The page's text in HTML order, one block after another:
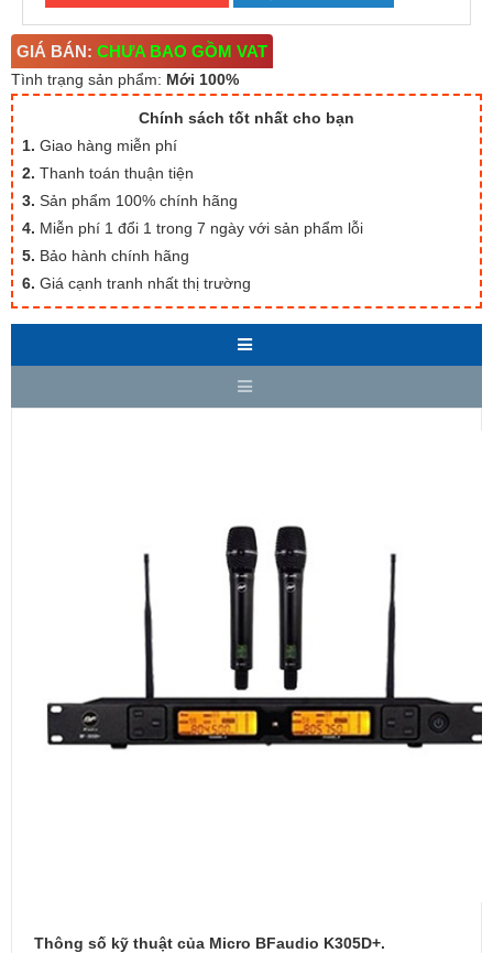
GIÁ BÁN: CHƯA BAO GỒM VAT
Tình trạng sản phẩm: Mới 100%
Chính sách tốt nhất cho bạn
1. Giao hàng miễn phí
2. Thanh toán thuận tiện
3. Sản phẩm 100% chính hãng
4. Miễn phí 1 đổi 1 trong 7 ngày với sản phẩm lỗi
5. Bảo hành chính hãng
6. Giá cạnh tranh nhất thị trường
Thông số kỹ thuật của Micro BFaudio K305D+.